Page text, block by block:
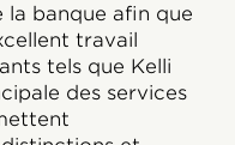
la banque afin que
travail
tels que Kelli
des services